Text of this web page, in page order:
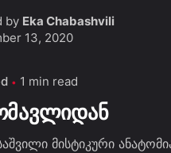
by Eka Chabashvili
13, 2020
1 min read
მისტიკური